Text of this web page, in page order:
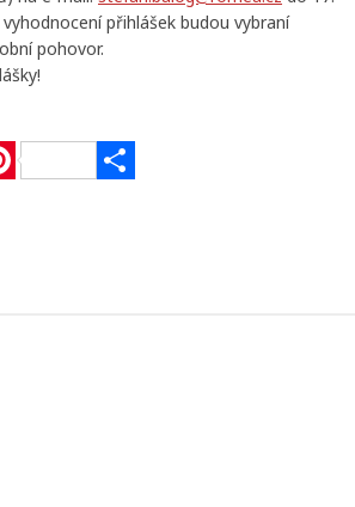
přihlášek budou vybraní
pohovor.